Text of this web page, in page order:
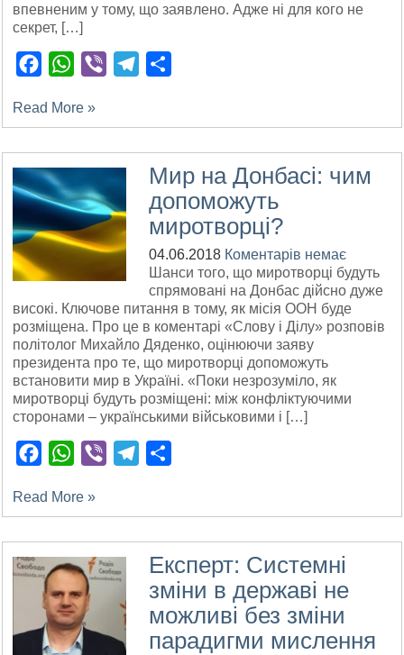
впевненим у тому, що заявлено. Адже ні для кого не
секрет, […]
FacebookWhatsApp
Viber Telegram
Read More »
Мир на Донбасі: чим
допоможуть
миротворці?
04.06.2018 Коментарів немає
Шанси того, що миротворці будуть
спрямовані на Донбас дійсно дуже
високі. Ключове питання в тому, як місія ООН буде
розміщена. Про це в коментарі «Слову і Ділу» розповів
політолог Михайло Дяденко, оцінюючи заяву
президента про те, що миротворці допоможуть
встановити мир в Україні. «Поки незрозуміло, як
миротворці будуть розміщені: між конфліктуючими
сторонами – українськими військовими і […]
FacebookWhatsApp
Viber Telegram
Read More »
Експерт: Системні
зміни в державі не
можливі без зміни
парадигми мислення